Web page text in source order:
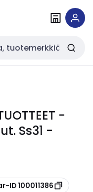
-
Ss31 -
ID 100011386